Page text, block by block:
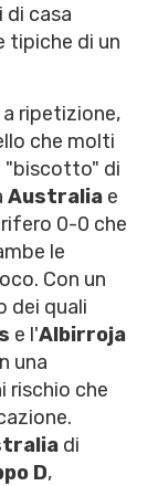
di casa
tipiche di un
ripetizione,
che molti
"biscotto" di
Australia e
0-0 che
le
Con un
dei quali
e l'Albirroja
una
rischio che
di
D,